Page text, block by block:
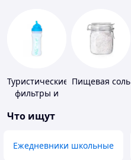
Туристические
фильтры и
питьевой
Пищевая соль
Что ищут
Ежедневники школьные